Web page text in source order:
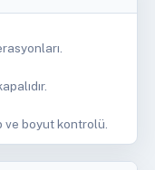
ve boyut kontrolü.